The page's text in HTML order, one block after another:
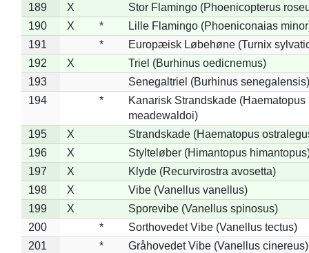
189
X
Stor Flamingo (Phoenicopterus
190
X *
Lille Flamingo (Phoeniconaias
191
*
Europæisk Løbehøne (Turnix
192
X
Triel (Burhinus oedicnemus)
193
Senegaltriel (Burhinus senegalensis)
194
*
Kanarisk Strandskade (Haematopus
meadewaldoi)
195
X
Strandskade (Haematopus
196
X
Stylteløber (Himantopus
197
X
Klyde (Recurvirostra avosetta)
198
X
Vibe (Vanellus vanellus)
199
X
Sporevibe (Vanellus spinosus)
200
*
Sorthovedet Vibe (Vanellus tectus)
201
*
Gråhovedet Vibe (Vanellus cinereus)